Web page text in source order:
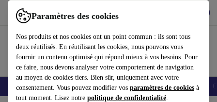
Paramètres des cookies
Nos produits et nos cookies ont un point commun : ils sont tous
deux réutilisés. En réutilisant les cookies, nous pouvons vous
fournir un contenu optimisé qui répond mieux à vos besoins. Pour
ce faire, nous devons analyser votre comportement de navigation
au moyen de cookies tiers. Bien sûr, uniquement avec votre
consentement. Vous pouvez modifier vos paramètres de cookies à
tout moment. Lisez notre politique de confidentialité.
Utilisez refurbed rapidement et facilement
Smartphones Laptops Tablettes Montres connectées Accessoires